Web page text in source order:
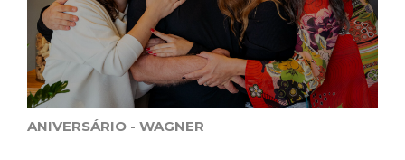
ANIVERSÁRIO - WAGNER